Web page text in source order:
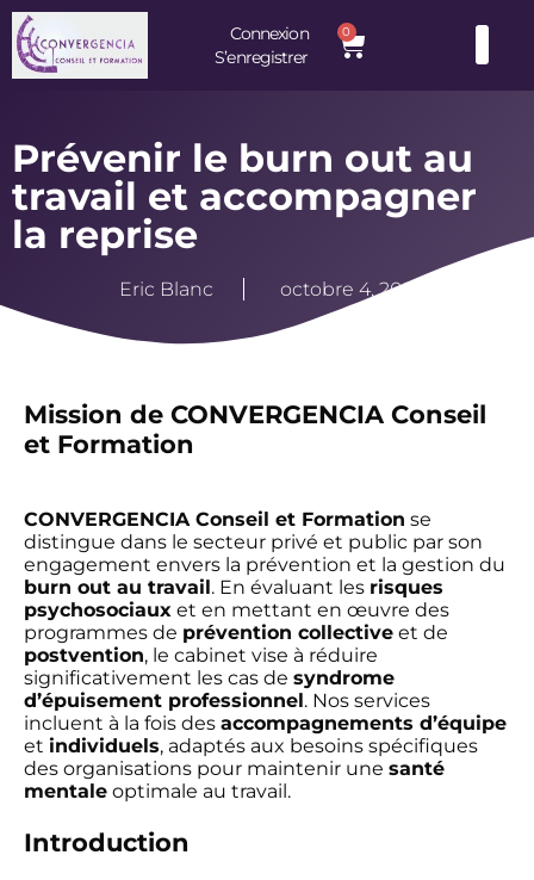
Connexion
S’enregistrer
0
Prévenir le burn out au
travail et accompagner
la reprise
Eric Blanc octobre 4, 2021
Mission de CONVERGENCIA Conseil
et Formation
CONVERGENCIA Conseil et Formation se
distingue dans le secteur privé et public par son
engagement envers la prévention et la gestion du
burn out au travail. En évaluant les risques
psychosociaux et en mettant en œuvre des
programmes de prévention collective et de
postvention, le cabinet vise à réduire
significativement les cas de syndrome
d’épuisement professionnel. Nos services
incluent à la fois des accompagnements d’équipe
et individuels, adaptés aux besoins spécifiques
des organisations pour maintenir une santé
mentale optimale au travail.
Introduction